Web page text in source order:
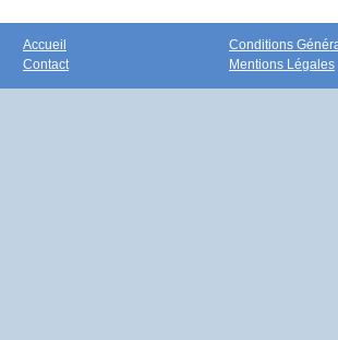
Accueil
Contact
Conditions
Mentions Légales